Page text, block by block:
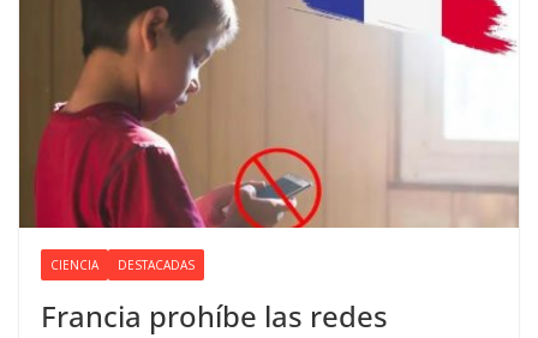
CIENCIA DESTACADAS
Francia prohíbe las redes